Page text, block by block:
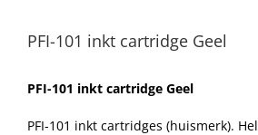
PFI-101 inkt cartridge Geel
PFI-101 inkt cartridge Geel
PFI-101 inkt cartridges (huismerk).